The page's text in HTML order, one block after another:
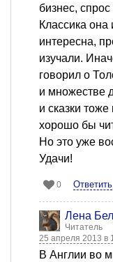
бизнес,
Классика
интересна,
изучали.
говорил о
и множестве
и сказки
хорошо бы
Но это уже
Удачи!
0 Ответить
Лена
Читатель
25 апреля 2013 в
В Англии во